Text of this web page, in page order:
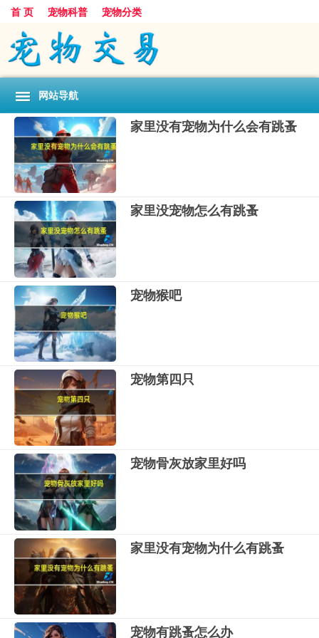
首 页 宠物科普 宠物分类
网站导航
家里没有宠物为什么会有跳蚤
家里没宠物怎么有跳蚤
宠物猴吧
宠物第四只
宠物骨灰放家里好吗
家里没有宠物为什么有跳蚤
宠物有跳蚤怎么办